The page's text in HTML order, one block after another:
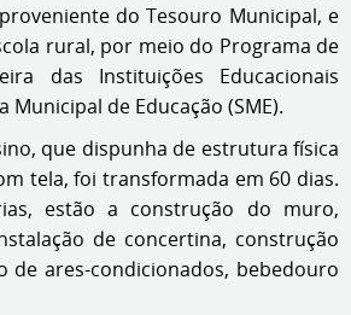
do Tesouro Municipal, e
rural, por meio do Programa de
das Instituições Educacionais
Municipal de Educação (SME).
que dispunha de estrutura física
tela, foi transformada em 60 dias.
estão a construção do muro,
de concertina, construção
de ares-condicionados, bebedouro